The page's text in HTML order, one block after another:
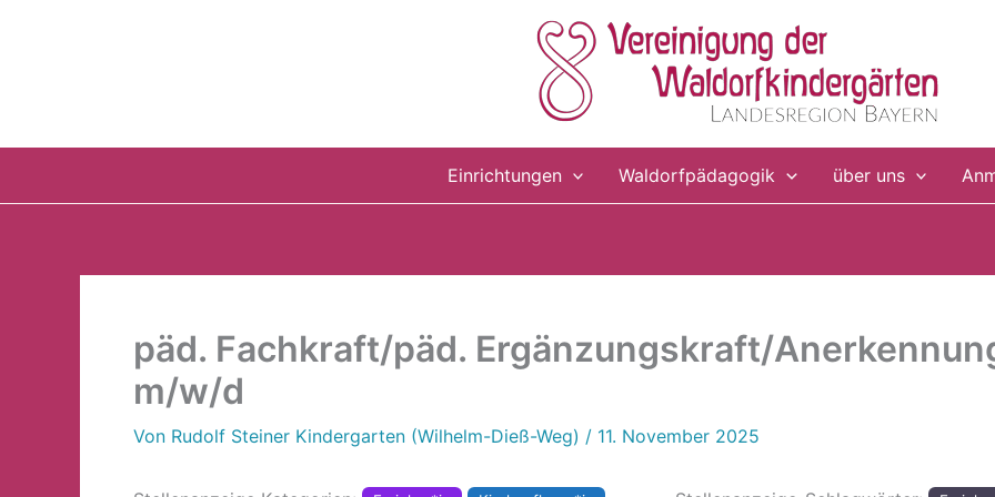
Einrichtungen Waldorfpädagogik über uns
päd. Fachkraft/päd. Ergänzungskraft/
m/w/d
Von Rudolf Steiner Kindergarten (Wilhelm-Dieß-Weg) / 11. November 2025